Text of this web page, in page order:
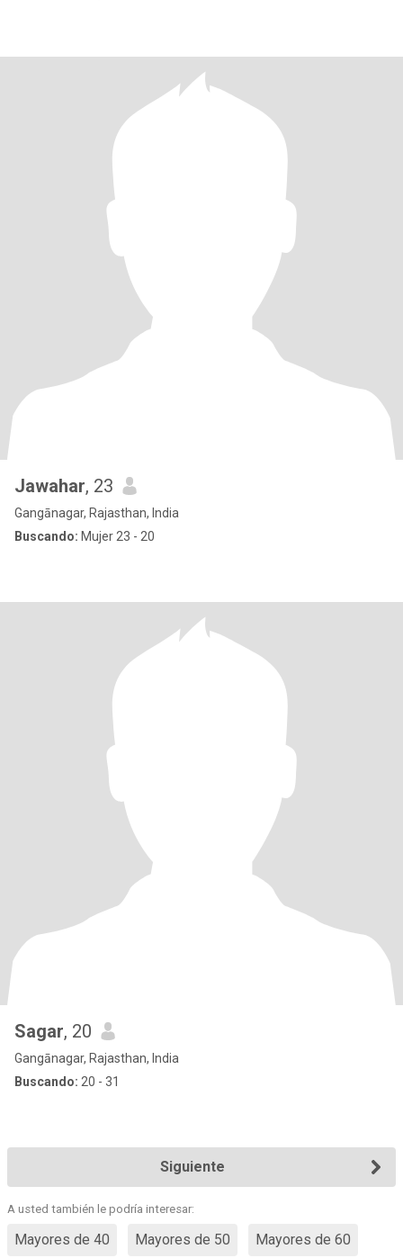
Jawahar, 23
Gangānagar, Rajasthan, India
Buscando: Mujer 23 - 20
Sagar, 20
Gangānagar, Rajasthan, India
Buscando: 20 - 31
Siguiente
A usted también le podría interesar:
Mayores de 40 Mayores de 50 Mayores de 60